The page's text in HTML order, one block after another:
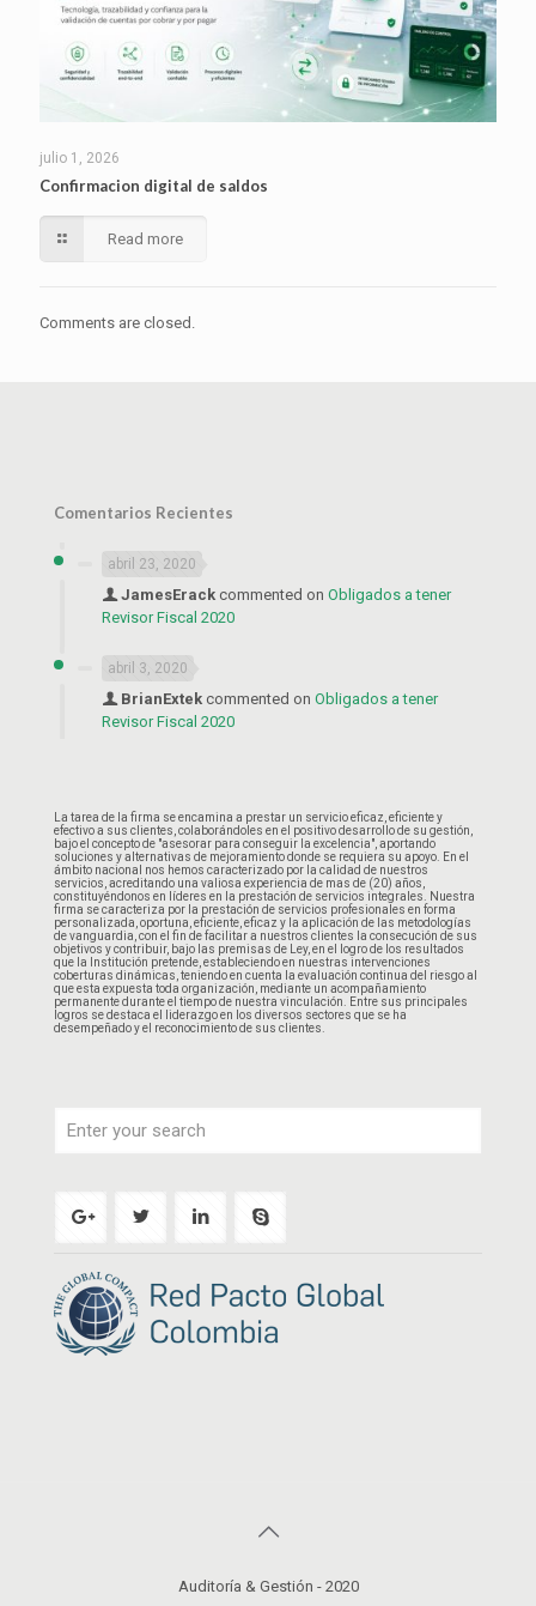
julio 1, 2026
Confirmacion digital de saldos
Read more
Comments are closed.
Comentarios Recientes
abril 23, 2020
JamesErack commented on Obligados a tener
Revisor Fiscal 2020
abril 3, 2020
BrianExtek commented on Obligados a tener
Revisor Fiscal 2020
La tarea de la firma se encamina a prestar un servicio eficaz, eficiente y
efectivo a sus clientes, colaborándoles en el positivo desarrollo de su gestión,
bajo el concepto de "asesorar para conseguir la excelencia", aportando
soluciones y alternativas de mejoramiento donde se requiera su apoyo. En el
ámbito nacional nos hemos caracterizado por la calidad de nuestros
servicios, acreditando una valiosa experiencia de mas de (20) años,
constituyéndonos en líderes en la prestación de servicios integrales. Nuestra
firma se caracteriza por la prestación de servicios profesionales en forma
personalizada, oportuna, eficiente, eficaz y la aplicación de las metodologías
de vanguardia, con el fin de facilitar a nuestros clientes la consecución de sus
objetivos y contribuir, bajo las premisas de Ley, en el logro de los resultados
que la Institución pretende, estableciendo en nuestras intervenciones
coberturas dinámicas, teniendo en cuenta la evaluación continua del riesgo al
que esta expuesta toda organización, mediante un acompañamiento
permanente durante el tiempo de nuestra vinculación. Entre sus principales
logros se destaca el liderazgo en los diversos sectores que se ha
desempeñado y el reconocimiento de sus clientes.
Auditoría & Gestión - 2020